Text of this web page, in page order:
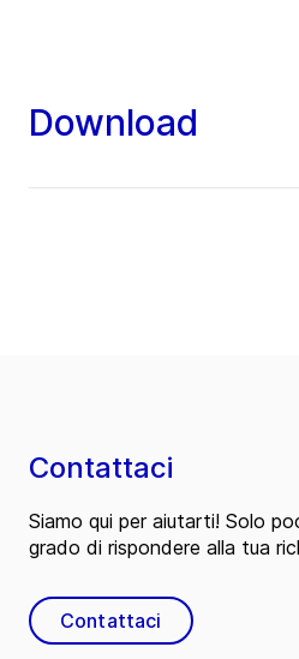
Download
Contattaci
Siamo qui per aiutarti! Solo
grado di rispondere alla tua
Contattaci